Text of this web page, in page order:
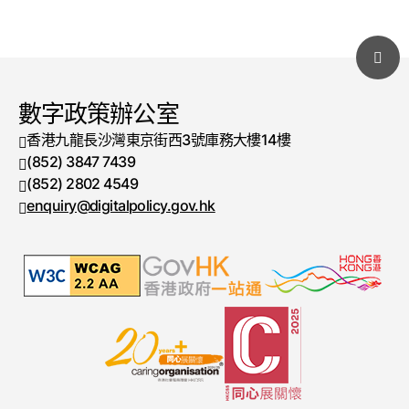
數字政策辦公室
香港九龍長沙灣東京街西3號庫務大樓14樓
電話號碼
(852) 3847 7439
傳真號碼
(852) 2802 4549
enquiry@digitalpolicy.gov.hk